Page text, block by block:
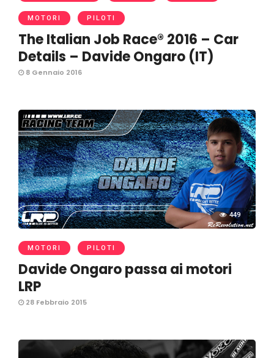
MOTORI PILOTI
The Italian Job Race® 2016 – Car
Details – Davide Ongaro (IT)
8 Gennaio 2016
449
MOTORI PILOTI
Davide Ongaro passa ai motori
LRP
28 Febbraio 2015